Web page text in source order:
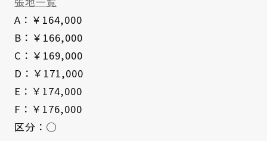
A：￥164,000
B：￥166,000
C：￥169,000
D：￥171,000
E：￥174,000
F：￥176,000
区分：◯